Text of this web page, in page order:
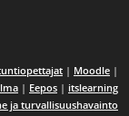
| Moodle |
| Eepos | itslearning
ja turvallisuushavainto